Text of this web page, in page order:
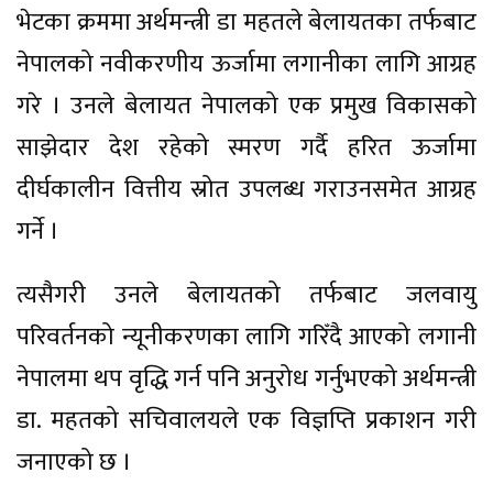
भेटका क्रममा अर्थमन्त्री डा महतले बेलायतका तर्फबाट
नेपालको नवीकरणीय ऊर्जामा लगानीका लागि आग्रह
गरे । उनले बेलायत नेपालको एक प्रमुख विकासको
साझेदार देश रहेको स्मरण गर्दै हरित ऊर्जामा
दीर्घकालीन वित्तीय स्रोत उपलब्ध गराउनसमेत आग्रह
गर्ने ।
त्यसैगरी उनले बेलायतको तर्फबाट जलवायु
परिवर्तनको न्यूनीकरणका लागि गरिँदै आएको लगानी
नेपालमा थप वृद्धि गर्न पनि अनुरोध गर्नुभएको अर्थमन्त्री
डा. महतको सचिवालयले एक विज्ञप्ति प्रकाशन गरी
जनाएको छ ।